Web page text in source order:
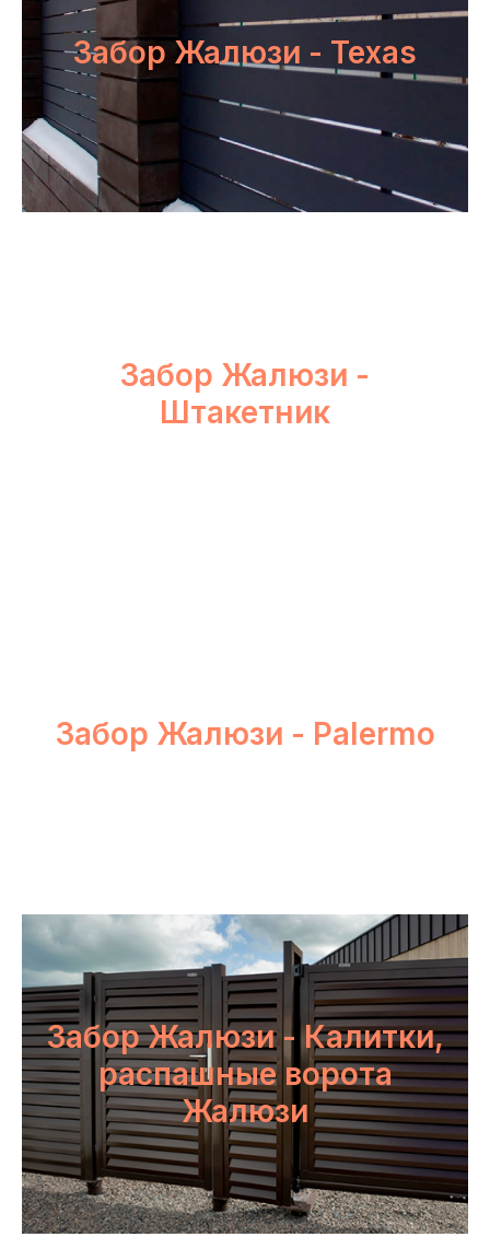
Забор Жалюзи - Texas
Забор Жалюзи -
Штакетник
Забор Жалюзи - Palermo
Забор Жалюзи - Калитки,
распашные ворота
Жалюзи